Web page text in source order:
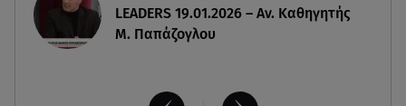
LEADERS 19.01.2026 – Αν. Καθηγητής
Μ. Παπάζογλου